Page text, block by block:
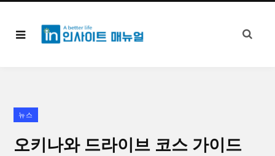
뉴스
오키나와 드라이브 코스 가이드